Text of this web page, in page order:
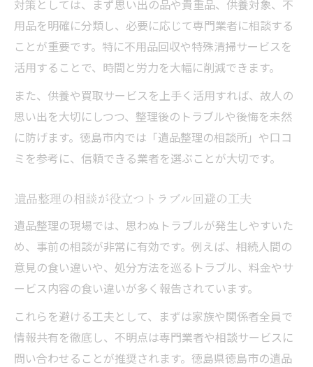
対策としては、まず思い出の品や貴重品、供養対象、不
用品を明確に分類し、必要に応じて専門業者に相談する
ことが重要です。特に不用品回収や特殊清掃サービスを
活用することで、時間と労力を大幅に削減できます。
また、供養や買取サービスを上手く活用すれば、故人の
思い出を大切にしつつ、整理後のトラブルや後悔を未然
に防げます。徳島市内では「遺品整理の相談所」や口コ
ミを参考に、信頼できる業者を選ぶことが大切です。
遺品整理の相談が役立つトラブル回避の工夫
遺品整理の現場では、思わぬトラブルが発生しやすいた
め、事前の相談が非常に有効です。例えば、相続人間の
意見の食い違いや、処分方法を巡るトラブル、料金やサ
ービス内容の食い違いが多く報告されています。
これらを避ける工夫として、まずは家族や関係者全員で
情報共有を徹底し、不明点は専門業者や相談サービスに
問い合わせることが推奨されます。徳島県徳島市の遺品